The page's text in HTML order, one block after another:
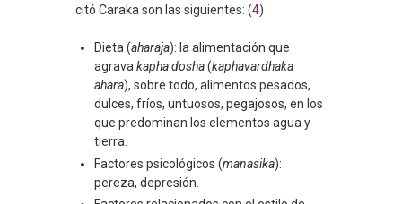
citó Caraka son las siguientes: (4)
Dieta (aharaja): la alimentación que
agrava kapha dosha(kaphavardhaka
ahara), sobre todo, alimentos pesados,
dulces, fríos, untuosos, pegajosos, en los
que predominan los elementos agua y
tierra.
Factores psicológicos (manasika):
pereza, depresión.